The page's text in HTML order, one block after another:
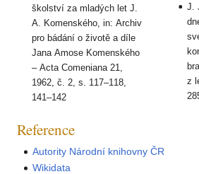
školství za mladých let J.
A. Komenského, in: Archiv
pro bádání o životě a díle
Jana Amose Komenského
– Acta Comeniana 21,
1962, č. 2, s. 117–118,
141–142
J.
z
Reference
Autority Národní knihovny ČR
Wikidata